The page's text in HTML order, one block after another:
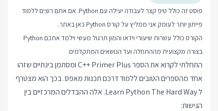
פוסט זה כולל טיפ קצר לעבודה יעילה עם Python. אם אתם רוצים ללמוד
פייתון יותר לעומק אני ממליץ על קורס Python
כאן באתר.
הקורס כולל עשרות שיעורי וידאו והמון תרגול מעשי וילמד אתכם Python
בצורה מקצועית מההתחלה ועד הנושאים המתקדמים.
התחלתי לקרוא את הספר C++ Primer Plus ומסתמן בינתיים שזהו
אחד מהספרים הטובים ללמוד דרכם תכנות מאפס. בכך הוא מצטרף
ל Learn Python The Hard Way. אלה ההבדלים המרכזיים בין
הגישות: